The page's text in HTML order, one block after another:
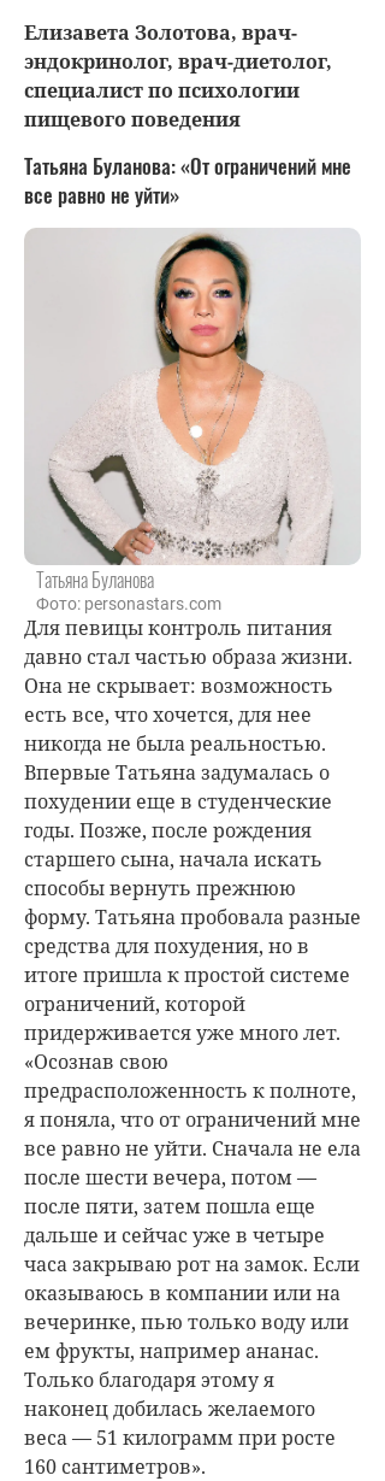
Елизавета Золотова, врач-
эндокринолог, врач-диетолог,
специалист по психологии
пищевого поведения
Татьяна Буланова: «От ограничений мне
все равно не уйти»
Татьяна Буланова
Фото: personastars.com
Для певицы контроль питания
давно стал частью образа жизни.
Она не скрывает: возможность
есть все, что хочется, для нее
никогда не была реальностью.
Впервые Татьяна задумалась о
похудении еще в студенческие
годы. Позже, после рождения
старшего сына, начала искать
способы вернуть прежнюю
форму. Татьяна пробовала разные
средства для похудения, но в
итоге пришла к простой системе
ограничений, которой
придерживается уже много лет.
«Осознав свою
предрасположенность к полноте,
я поняла, что от ограничений мне
все равно не уйти. Сначала не ела
после шести вечера, потом —
после пяти, затем пошла еще
дальше и сейчас уже в четыре
часа закрываю рот на замок. Если
оказываюсь в компании или на
вечеринке, пью только воду или
ем фрукты, например ананас.
Только благодаря этому я
наконец добилась желаемого
веса — 51 килограмм при росте
160 сантиметров».